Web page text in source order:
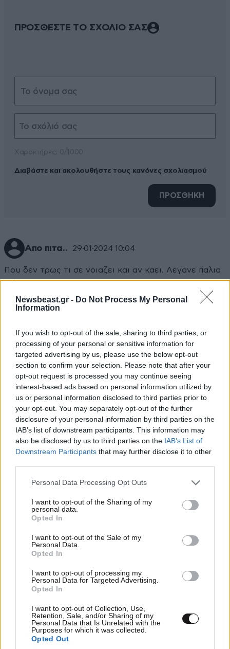
Newsbeast.gr - Do Not Process My Personal
Information
If you wish to opt-out of the sale, sharing to third parties, or
processing of your personal or sensitive information for
targeted advertising by us, please use the below opt-out
section to confirm your selection. Please note that after your
opt-out request is processed you may continue seeing
interest-based ads based on personal information utilized by
us or personal information disclosed to third parties prior to
your opt-out. You may separately opt-out of the further
disclosure of your personal information by third parties on the
IAB’s list of downstream participants. This information may
also be disclosed by us to third parties on the IAB’s List of
Downstream Participants that may further disclose it to other
Please note that this website/app uses one or more Google
not limited to your visit or usage behaviour. You may click to
grant or deny consent to Google and its third-party tags to
use your data for below specified purposes in below Google
consent section.
Personal Data Processing Opt Outs
I want to opt-out of the Sharing of my
personal data.
Opted In
I want to opt-out of the Sale of my
Personal Data.
Opted In
I want to opt-out of processing my
Personal Data for Targeted Advertising.
Opted In
I want to opt-out of Collection, Use,
Retention, Sale, and/or Sharing of my
Personal Data that Is Unrelated with the
Purposes for which it was collected.
Opted Out
ΠΡΟΣΘΕΣΤΕ ΤΟ ΣΧΟΛΙΟ ΣΑΣ
Διαβάστε και ακολουθήστε τους κανόνες σχολιασμού
ΠΡΟΣΘΗΚΗ
Απο πιτα.. 29·01·2024 10:04
Που δεν τρως τι σε νοιαζει και αν καει. Λεγανε παλια
φιλε μου.
Απαντήστε
PanoMitros 29·01·2024 04:20
Απαντήστε
Εσύ Δν έχεις φόβο. Μην αγχώνεσαι
Απαντήστε